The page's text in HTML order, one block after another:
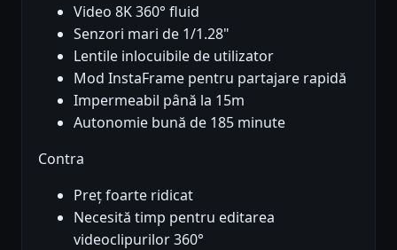
Video 8K 360° fluid
Senzori mari de 1/1.28"
Lentile inlocuibile de utilizator
Mod InstaFrame pentru partajare rapidă
Impermeabil până la 15m
Autonomie bună de 185 minute
Contra
Preț foarte ridicat
Necesită timp pentru editarea
videoclipurilor 360°